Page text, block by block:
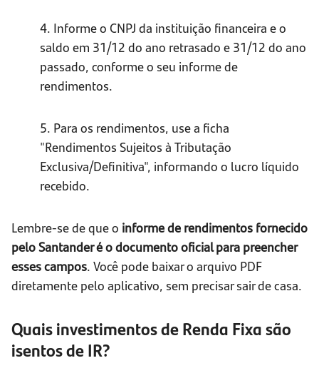
4. Informe o CNPJ da instituição financeira e o
saldo em 31/12 do ano retrasado e 31/12 do ano
passado, conforme o seu informe de
rendimentos.
5. Para os rendimentos, use a ficha
"Rendimentos Sujeitos à Tributação
Exclusiva/Definitiva", informando o lucro líquido
recebido.
Lembre-se de que o informe de rendimentos fornecido
pelo Santander é o documento oficial para preencher
esses campos. Você pode baixar o arquivo PDF
diretamente pelo aplicativo, sem precisar sair de casa.
Quais investimentos de Renda Fixa são
isentos de IR?